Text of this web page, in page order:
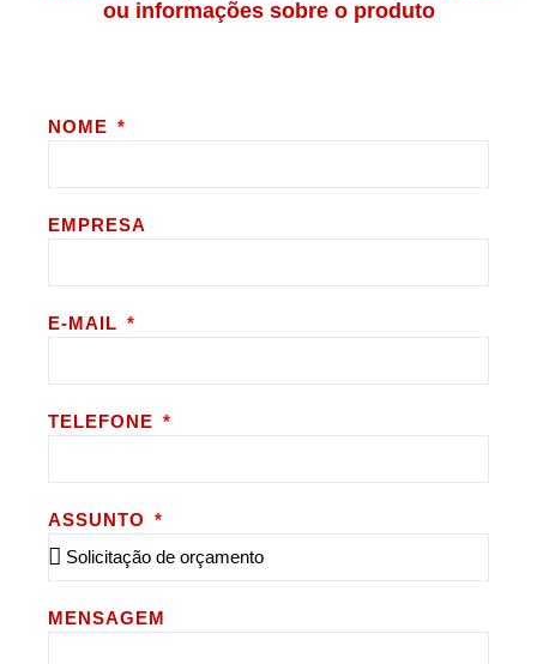
ou informações sobre o produto
NOME
EMPRESA
E-MAIL
TELEFONE
ASSUNTO
MENSAGEM